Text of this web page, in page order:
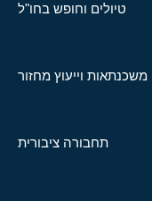
טיולים וחופש בחו"ל
משכנתאות וייעוץ מחזור
תחבורה ציבורית